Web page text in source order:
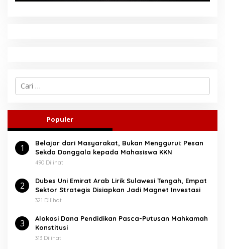
C
i
n
u
k
Populer
1
Belajar dari Masyarakat, Bukan Menggurui: Pesan
Sekda Donggala kepada Mahasiswa KKN
490 Dilihat
2
Dubes Uni Emirat Arab Lirik Sulawesi Tengah, Empat
Sektor Strategis Disiapkan Jadi Magnet Investasi
321 Dilihat
3
Alokasi Dana Pendidikan Pasca-Putusan Mahkamah
Konstitusi
313 Dilihat